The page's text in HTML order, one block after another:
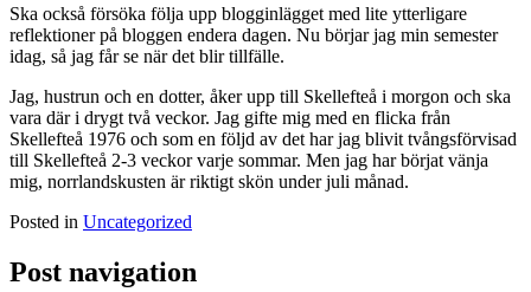
Ska också försöka följa upp blogginlägget med lite ytterligare
reflektioner på bloggen endera dagen. Nu börjar jag min semester
idag, så jag får se när det blir tillfälle.
Jag, hustrun och en dotter, åker upp till Skellefteå i morgon och ska
vara där i drygt två veckor. Jag gifte mig med en flicka från
Skellefteå 1976 och som en följd av det har jag blivit tvångsförvisad
till Skellefteå 2-3 veckor varje sommar. Men jag har börjat vänja
mig, norrlandskusten är riktigt skön under juli månad.
Posted in Uncategorized
Post navigation